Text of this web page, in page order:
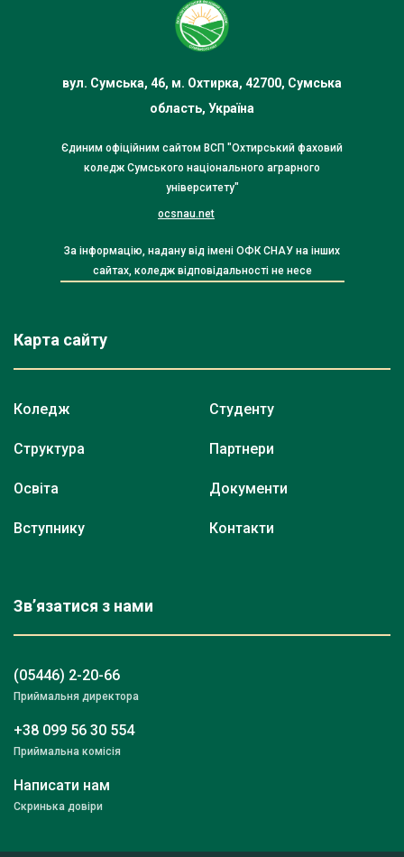
вул. Сумська, 46, м. Охтирка, 42700, Сумська
область, Україна
Єдиним офіційним сайтом ВСП "Охтирський фаховий
коледж Сумського національного аграрного
університету"
ocsnau.net
За інформацію, надану від імені ОФК СНАУ на інших
сайтах, коледж відповідальності не несе
Карта сайту
Коледж
Структура
Освіта
Вступнику
Студенту
Партнери
Документи
Контакти
Зв’язатися з нами
(05446) 2-20-66
Приймальня директора
+38 099 56 30 554
Приймальна комісія
Написати нам
Скринька довіри